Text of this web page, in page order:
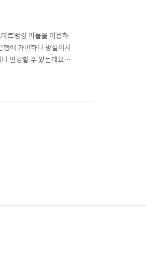
트뱅킹 어플을 이용하
에 가야하나 망설이시
변경할 수 있는데요.
⊙ 2. 이체한도 변경